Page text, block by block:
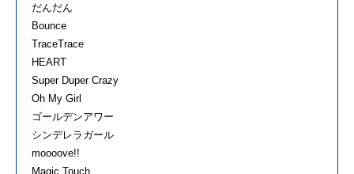
だんだん
Bounce
TraceTrace
HEART
Super Duper Crazy
Oh My Girl
ゴールデンアワー
シンデレラガール
moooove!!
Magic Touch